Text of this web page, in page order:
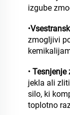
izgube
•
zmogljivi
• Tesnjenje
jekla ali
silo, ki
toplotno